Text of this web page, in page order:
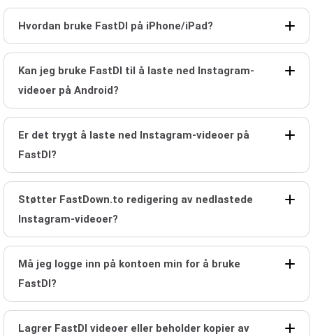
Hvordan bruke FastDl på iPhone/iPad?
Kan jeg bruke FastDl til å laste ned Instagram-
videoer på Android?
Er det trygt å laste ned Instagram-videoer på
FastDl?
Støtter FastDown.to redigering av nedlastede
Instagram-videoer?
Må jeg logge inn på kontoen min for å bruke
FastDl?
Lagrer FastDl videoer eller beholder kopier av